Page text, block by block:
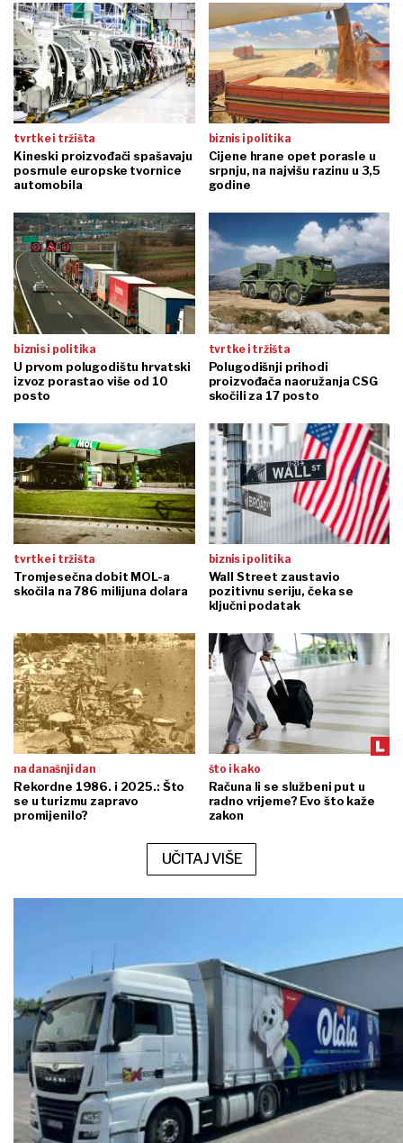
tvrtke i tržišta
Kineski proizvođači spašavaju
posrnule europske tvornice
automobila
biznis i politika
Cijene hrane opet porasle u
srpnju, na najvišu razinu u 3,5
godine
biznis i politika
U prvom polugodištu hrvatski
izvoz porastao više od 10
posto
tvrtke i tržišta
Polugodišnji prihodi
proizvođača naoružanja CSG
skočili za 17 posto
tvrtke i tržišta
Tromjesečna dobit MOL-a
skočila na 786 milijuna dolara
biznis i politika
Wall Street zaustavio
pozitivnu seriju, čeka se
ključni podatak
na današnji dan
Rekordne 1986. i 2025.: Što
se u turizmu zapravo
promijenilo?
što i kako
Računa li se službeni put u
radno vrijeme? Evo što kaže
zakon
UČITAJ VIŠE